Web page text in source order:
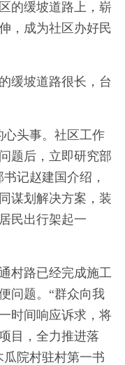
的缓坡道路上，崭
，成为社区办好民
缓坡道路很长，台
心头事。社区工作
题后，立即研究部
记赵建国介绍，
谋划解决方案，装
民出行架起一
村路已经完成施工
问题。“群众向我
时间响应诉求，将
目，全力推进落
院村驻村第一书